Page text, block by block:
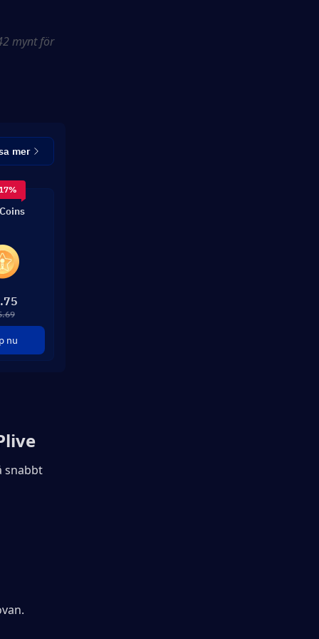
mynt för
mer
nu
snabbt